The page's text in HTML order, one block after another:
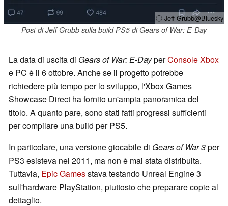
ⓘ Jeff Grubb@Bluesky
Post di Jeff Grubb sulla build PS5 di Gears of War: E-Day
La data di uscita di Gears of War: E-DayperConsole Xbox
e PC è il 6 ottobre. Anche se il progetto potrebbe
richiedere più tempo per lo sviluppo, l'Xbox Games
Showcase Direct ha fornito un'ampia panoramica del
titolo. A quanto pare, sono stati fatti progressi sufficienti
per compilare una build per PS5.
In particolare, una versione giocabile di Gears of War 3per
PS3 esisteva nel 2011, ma non è mai stata distribuita.
Tuttavia, Epic Gamesstava testando Unreal Engine 3
sull'hardware PlayStation, piuttosto che preparare copie al
dettaglio.